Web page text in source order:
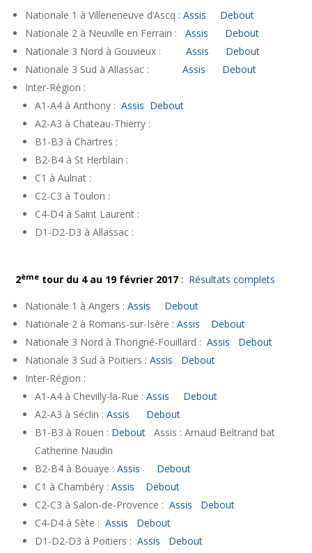
Nationale 1 à Villeneneuve d’Ascq :Assis
Debout
Nationale 2 à Neuville en Ferrain :Assis
Debout
Nationale 3 Nord à Gouvieux :Assis
Debout
Nationale 3 Sud à Allassac :Assis
Debout
Inter-Région :
A1-A4 à Anthony :Assis Debout
A2-A3 à Chateau-Thierry :
B1-B3 à Chartres :
B2-B4 à St Herblain :
C1 à Aulnat :
C2-C3 à Toulon :
C4-D4 à Saint Laurent :
D1-D2-D3 à Allassac :
2ème tour du 4 au 19 février 2017 : Résultats complets
Nationale 1 à Angers :Assis
Debout
Nationale 2 à Romans-sur-Isère :Assis
Debout
Nationale 3 Nord à Thorigné-Fouillard :Assis
Debout
Nationale 3 Sud à Poitiers :Assis
Debout
Inter-Région :
A1-A4 à Chevilly-la-Rue :Assis
Debout
A2-A3 à Séclin :Assis
Debout
B1-B3 à Rouen : Debout Assis : Arnaud Beltrand bat
Catherine Naudin
B2-B4 à Bouaye :Assis
Debout
C1 à Chambéry :Assis
Debout
C2-C3 à Salon-de-Provence :Assis
Debout
C4-D4 à Sète :Assis
Debout
D1-D2-D3 à Poitiers :Assis Debout